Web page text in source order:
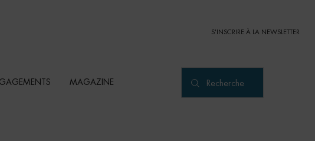
S'INSCRIRE À LA NEWSLETTER
MAGAZINE Recherche